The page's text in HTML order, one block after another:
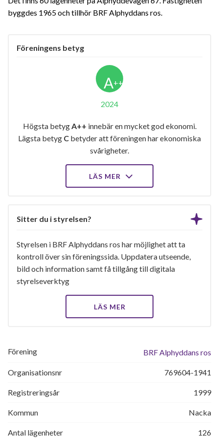
byggdes 1965 och tillhör BRF Alphyddans ros.
Föreningens betyg
A++
2024
Högsta betygA++ innebär en mycket god ekonomi.
Lägsta betyg C betyder att föreningen har ekonomiska
svårigheter.
LÄS MER
Sitter du i styrelsen?
Styrelsen i BRF Alphyddans ros har möjlighet att ta
kontroll över sin föreningssida. Uppdatera utseende,
bild och information samt få tillgång till digitala
styrelseverktyg
LÄS MER
Förening BRF Alphyddans ros
Organisationsnr 769604-1941
Registreringsår 1999
Kommun Nacka
Antal lägenheter 126